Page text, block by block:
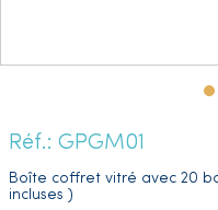
Réf.: GPGM01
Boîte coffret vitré avec 20
incluses )